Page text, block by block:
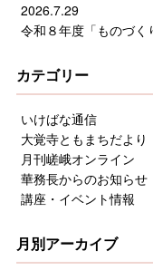
2026.7.29
令和８年度「ものづく
カテゴリー
いけばな通信
大覚寺ともまちだより
月刊嵯峨オンライン
華務長からのお知らせ
講座・イベント情報
月別アーカイブ